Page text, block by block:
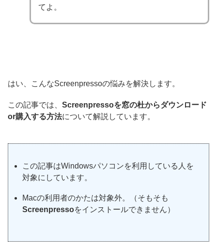
てよ。
はい、こんなScreenpressoの悩みを解決します。
この記事では、 Screenpressoを窓の杜からダウンロード
or購入する方法について解説しています。
この記事はWindowsパソコンを利用している人を
対象にしています。
Macの利用者のかたは対象外。（そもそも
Screenpressoをインストールできません）